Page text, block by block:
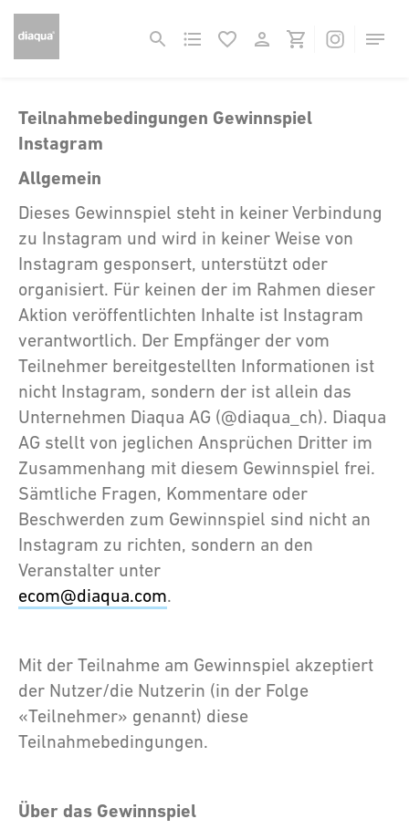
Teilnahmebedingungen Gewinnspiel
Instagram
Allgemein
Dieses Gewinnspiel steht in keiner Verbindung
zu Instagram und wird in keiner Weise von
Instagram gesponsert, unterstützt oder
organisiert. Für keinen der im Rahmen dieser
Aktion veröffentlichten Inhalte ist Instagram
verantwortlich. Der Empfänger der vom
Teilnehmer bereitgestellten Informationen ist
nicht Instagram, sondern der ist allein das
Unternehmen Diaqua AG (@diaqua_ch). Diaqua
AG stellt von jeglichen Ansprüchen Dritter im
Zusammenhang mit diesem Gewinnspiel frei.
Sämtliche Fragen, Kommentare oder
Beschwerden zum Gewinnspiel sind nicht an
Instagram zu richten, sondern an den
Veranstalter unter
ecom@diaqua.com.
Mit der Teilnahme am Gewinnspiel akzeptiert
der Nutzer/die Nutzerin (in der Folge
«Teilnehmer» genannt) diese
Teilnahmebedingungen.
Über das Gewinnspiel